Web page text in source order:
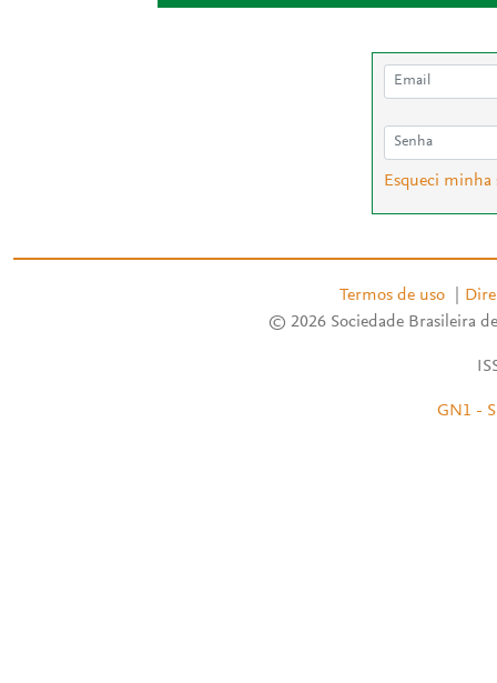
Esqueci minha
Termos de uso
© 2026 Sociedade Brasileira
GN1 -